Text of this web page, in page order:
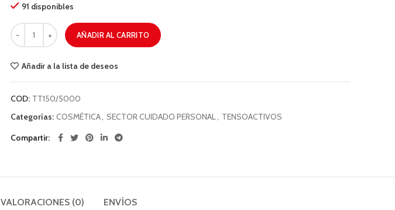
91 disponibles
AÑADIR AL CARRITO
Añadir a la lista de deseos
COD: TT150/5000
Categorías: COSMÉTICA, SECTOR CUIDADO PERSONAL, TENSOACTIVOS
Compartir
VALORACIONES (0) ENVÍOS